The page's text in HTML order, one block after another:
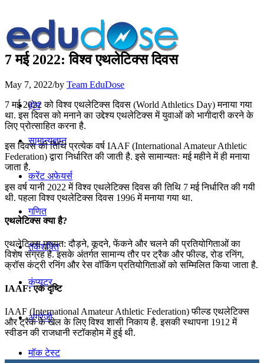
होम
सामान्यज्ञान
करेंट अफेयर्स
गणित
तर्कशक्ति
कंप्यूटर
अंग्रेजी
मॉक टेस्ट
7 मई 2022: विश्व एथलेटिक्स दिवस
May 7, 2022/by Team EduDose
7 मई 2022 को विश्व एथलेटिक्स दिवस (World Athletics Day) मनाया गया
था. इस दिवस को मनाने का उद्देश्य एथलेटिक्स में युवाओं को भागीदारी करने के
लिए प्रोत्साहित करना है.
इस दिवस की तिथि प्रत्येक वर्ष IAAF (International Amateur Athletic
Federation) द्वारा निर्धारित की जाती है. इसे सामान्यतः मई महीने में ही मनाया
जाता है.
इस वर्ष यानी 2022 में विश्व एथलेटिक्स दिवस की तिथि 7 मई निर्धारित की गयी
थी. पहला विश्व एथलेटिक्स दिवस 1996 में मनाया गया था.
एथलेटिक्स क्या है?
एथलेटिक्स मुख्यत: दौड़ने, कूदने, फेंकने और चलने की प्रतियोगिताओं का
विशेष संग्रह है. इसके अंतर्गत सामान्य तौर पर ट्रैक और फील्ड, रोड रनिंग,
क्रॉस कंट्री रनिंग और रेस वॉकिंग प्रतियोगिताओं को सम्मिलित किया जाता है.
IAAF: एक दृष्टि
IAAF (International Amateur Athletic Federation) फील्ड एथलेटिक्स
और ट्रैक के खेल के लिए विश्व शासी निकाय है. इसकी स्थापना 1912 में
स्वीडन की राजधानी स्टॉकहोम में हुई थी.